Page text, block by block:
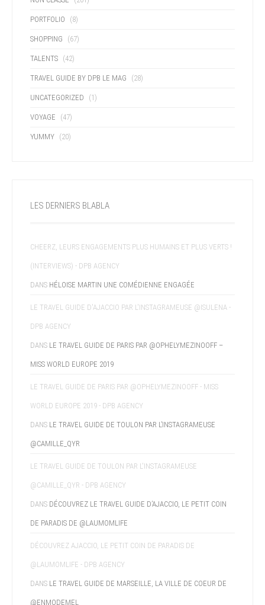
PORTFOLIO (8)
SHOPPING (67)
TALENTS (42)
TRAVEL GUIDE BY DPB LE MAG (28)
UNCATEGORIZED (1)
VOYAGE (47)
YUMMY (20)
LES DERNIERS BLABLA
CHEERZ, LEURS ENGAGEMENTS PLUS HUMAINS ET PLUS VERTS !
(INTERVIEWS) - DPB AGENCY
DANS HÉLOISE MARTIN UNE COMÉDIENNE ENGAGÉE
LE TRAVEL GUIDE D'AJACCIO PAR L'INSTAGRAMEUSE @ISULENA -
DPB AGENCY
DANS LE TRAVEL GUIDE DE PARIS PAR @OPHELYMEZINOOFF –
MISS WORLD EUROPE 2019
LE TRAVEL GUIDE DE PARIS PAR @OPHELYMEZINOOFF - MISS
WORLD EUROPE 2019 - DPB AGENCY
DANS LE TRAVEL GUIDE DE TOULON PAR L’INSTAGRAMEUSE
@CAMILLE_QYR
LE TRAVEL GUIDE DE TOULON PAR L'INSTAGRAMEUSE
@CAMILLE_QYR - DPB AGENCY
DANS DÉCOUVREZ LE TRAVEL GUIDE D’AJACCIO, LE PETIT COIN
DE PARADIS DE @LAUMOMLIFE
DÉCOUVREZ AJACCIO, LE PETIT COIN DE PARADIS DE
@LAUMOMLIFE - DPB AGENCY
DANS LE TRAVEL GUIDE DE MARSEILLE, LA VILLE DE COEUR DE
@ENMODEMEL